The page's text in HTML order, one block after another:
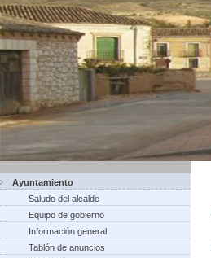
Ayuntamiento
Saludo del alcalde
Equipo de gobierno
Información general
Tablón de anuncios